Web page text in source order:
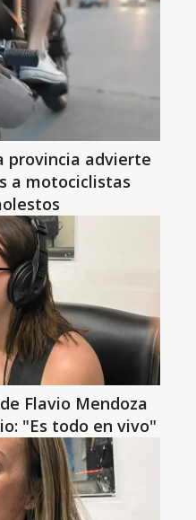
provincia advierte
a motociclistas
Flavio Mendoza
"Es todo en vivo"